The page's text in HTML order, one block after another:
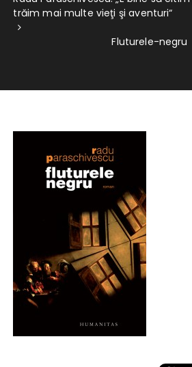
trăim mai multe vieţi şi aventuri“
Fluturele-negru